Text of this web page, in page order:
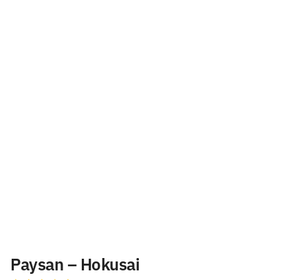
Paysan – Hokusai